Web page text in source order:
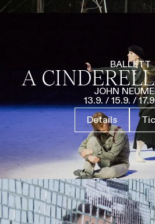
BALLETT
A
JOHN
13.9. / 15.9. /
Details